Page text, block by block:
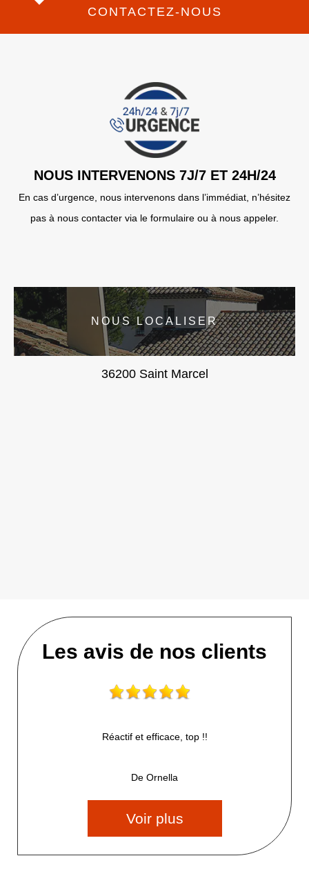
CONTACTEZ-NOUS
NOUS INTERVENONS 7J/7 ET 24H/24
En cas d’urgence, nous intervenons dans l’immédiat, n’hésitez
pas à nous contacter via le formulaire ou à nous appeler.
NOUS LOCALISER
36200 Saint Marcel
Les avis de nos clients
Réactif et efficace, top !!
De Ornella
Voir plus